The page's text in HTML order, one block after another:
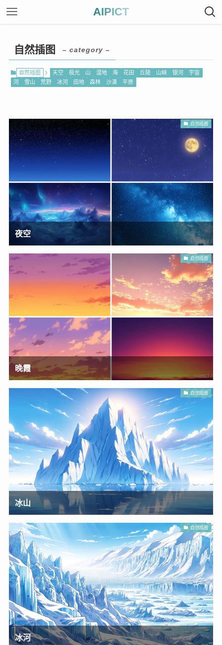
AIPICT
自然插图 – category –
自然插图 天空 极光 山 湿地 海 花田 丘陵 山峡 银河
宇宙
河
雪山 荒野 冰河 田地 森林 沙漠 平原
自然插图
夜空
自然插图
晚霞
自然插图
冰山
自然插图
冰河